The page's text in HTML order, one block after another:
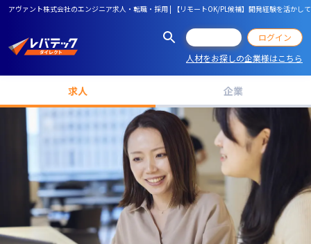
アヴァント株式会社のエンジニア求人・転職・採用 | 【リモートOK/PL候補】開発経験を活か
ログイン
人材をお探しの企業様はこちら
求人 企業